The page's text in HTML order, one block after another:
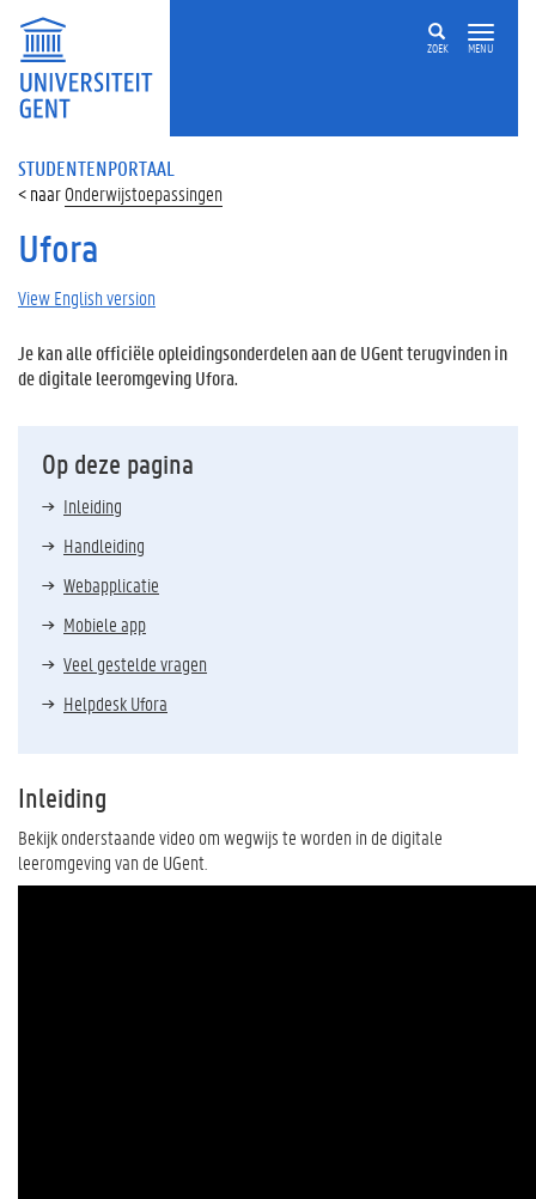
ZOEK MENU
STUDENTENPORTAAL
Onderwijstoepassingen
Ufora
View English version
Je kan alle officiële opleidingsonderdelen aan de UGent terugvinden in
de digitale leeromgeving Ufora.
Op deze pagina
Inleiding
Handleiding
Webapplicatie
Mobiele app
Veel gestelde vragen
Helpdesk Ufora
Inleiding
Bekijk onderstaande video om wegwijs te worden in de digitale
leeromgeving van de UGent.